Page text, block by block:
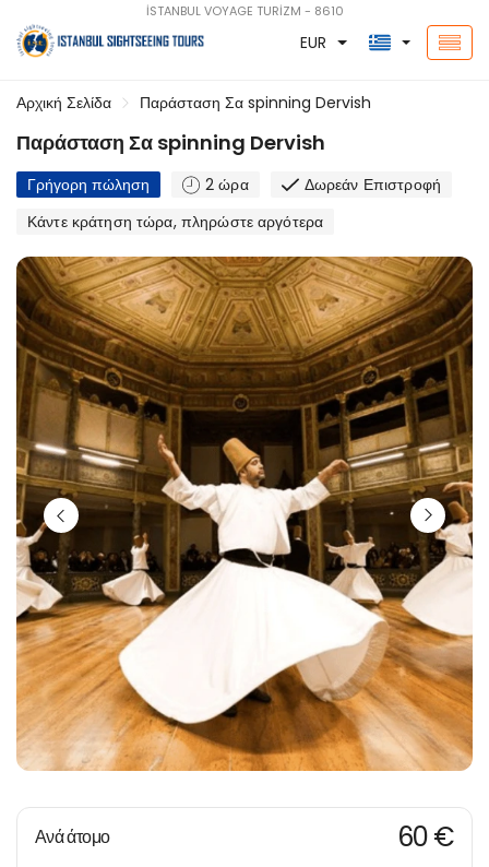
İSTANBUL VOYAGE TURİZM - 8610
EUR
Αρχική Σελίδα Παράσταση Σα spinning Dervish
Παράσταση Σα spinning Dervish
Γρήγορη πώληση 2 ώρα
Δωρεάν Επιστροφή
Κάντε κράτηση τώρα, πληρώστε αργότερα
Ανά άτομο 60 €